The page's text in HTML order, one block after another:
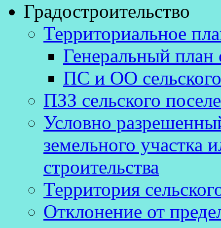
Градостроительство
Территориальное
Генеральный план
ПС и ОО
ПЗЗ сельского
Условно
земельного участка
строительства
Территория
Отклонение от